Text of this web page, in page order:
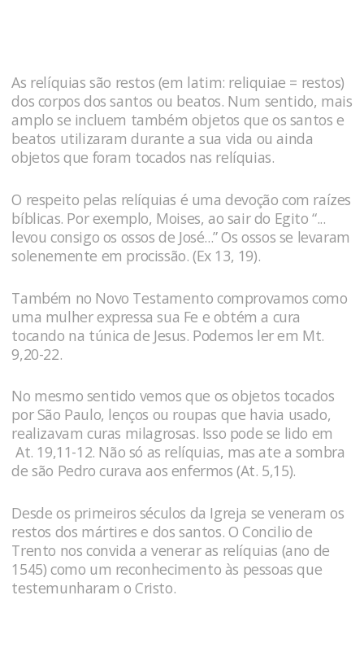
As relíquias são restos (em latim: reliquiae = restos)
dos corpos dos santos ou beatos. Num sentido, mais
amplo se incluem também objetos que os santos e
beatos utilizaram durante a sua vida ou ainda
objetos que foram tocados nas relíquias.
O respeito pelas relíquias é uma devoção com raízes
bíblicas. Por exemplo, Moises, ao sair do Egito “...
levou consigo os ossos de José...” Os ossos se levaram
solenemente em procissão. (Ex 13, 19).
Também no Novo Testamento comprovamos como
uma mulher expressa sua Fe e obtém a cura
tocando na túnica de Jesus. Podemos ler em Mt.
9,20-22.
No mesmo sentido vemos que os objetos tocados
por São Paulo, lenços ou roupas que havia usado,
realizavam curas milagrosas. Isso pode se lido em
At. 19,11-12. Não só as relíquias, mas ate a sombra
de são Pedro curava aos enfermos (At. 5,15).
Desde os primeiros séculos da Igreja se veneram os
restos dos mártires e dos santos. O Concilio de
Trento nos convida a venerar as relíquias (ano de
1545) como um reconhecimento às pessoas que
testemunharam o Cristo.